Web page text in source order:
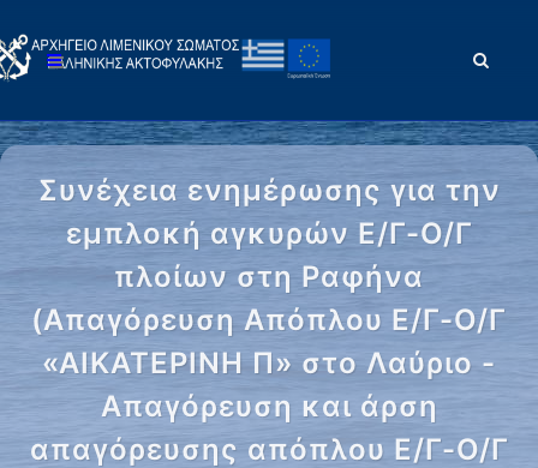
Συνέχεια ενημέρωσης για την
εμπλοκή αγκυρών Ε/Γ-Ο/Γ
πλοίων στη Ραφήνα
(Απαγόρευση Απόπλου Ε/Γ-Ο/Γ
«ΑΙΚΑΤΕΡΙΝΗ Π» στο Λαύριο -
Απαγόρευση και άρση
απαγόρευσης απόπλου Ε/Γ-Ο/Γ